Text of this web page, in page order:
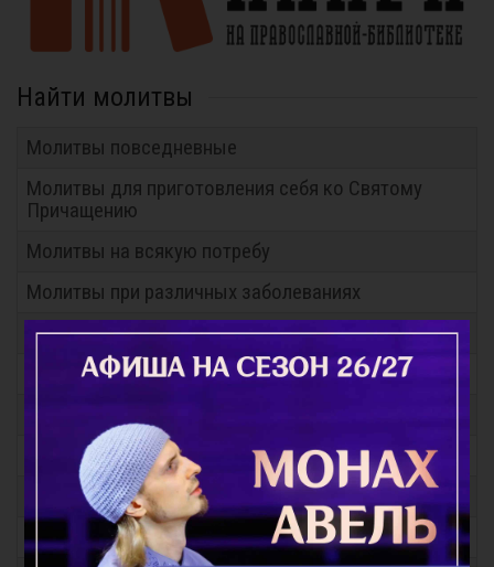
Найти молитвы
Молитвы повседневные
Молитвы для приготовления себя ко Святому
Причащению
Молитвы на всякую потребу
Молитвы при различных заболеваниях
Молитвы за детей
Молитвы о семейном благополучии
Молитвы перед иконами Пресвятой Богородицы
Молитвы праздникам
Молитвы общие